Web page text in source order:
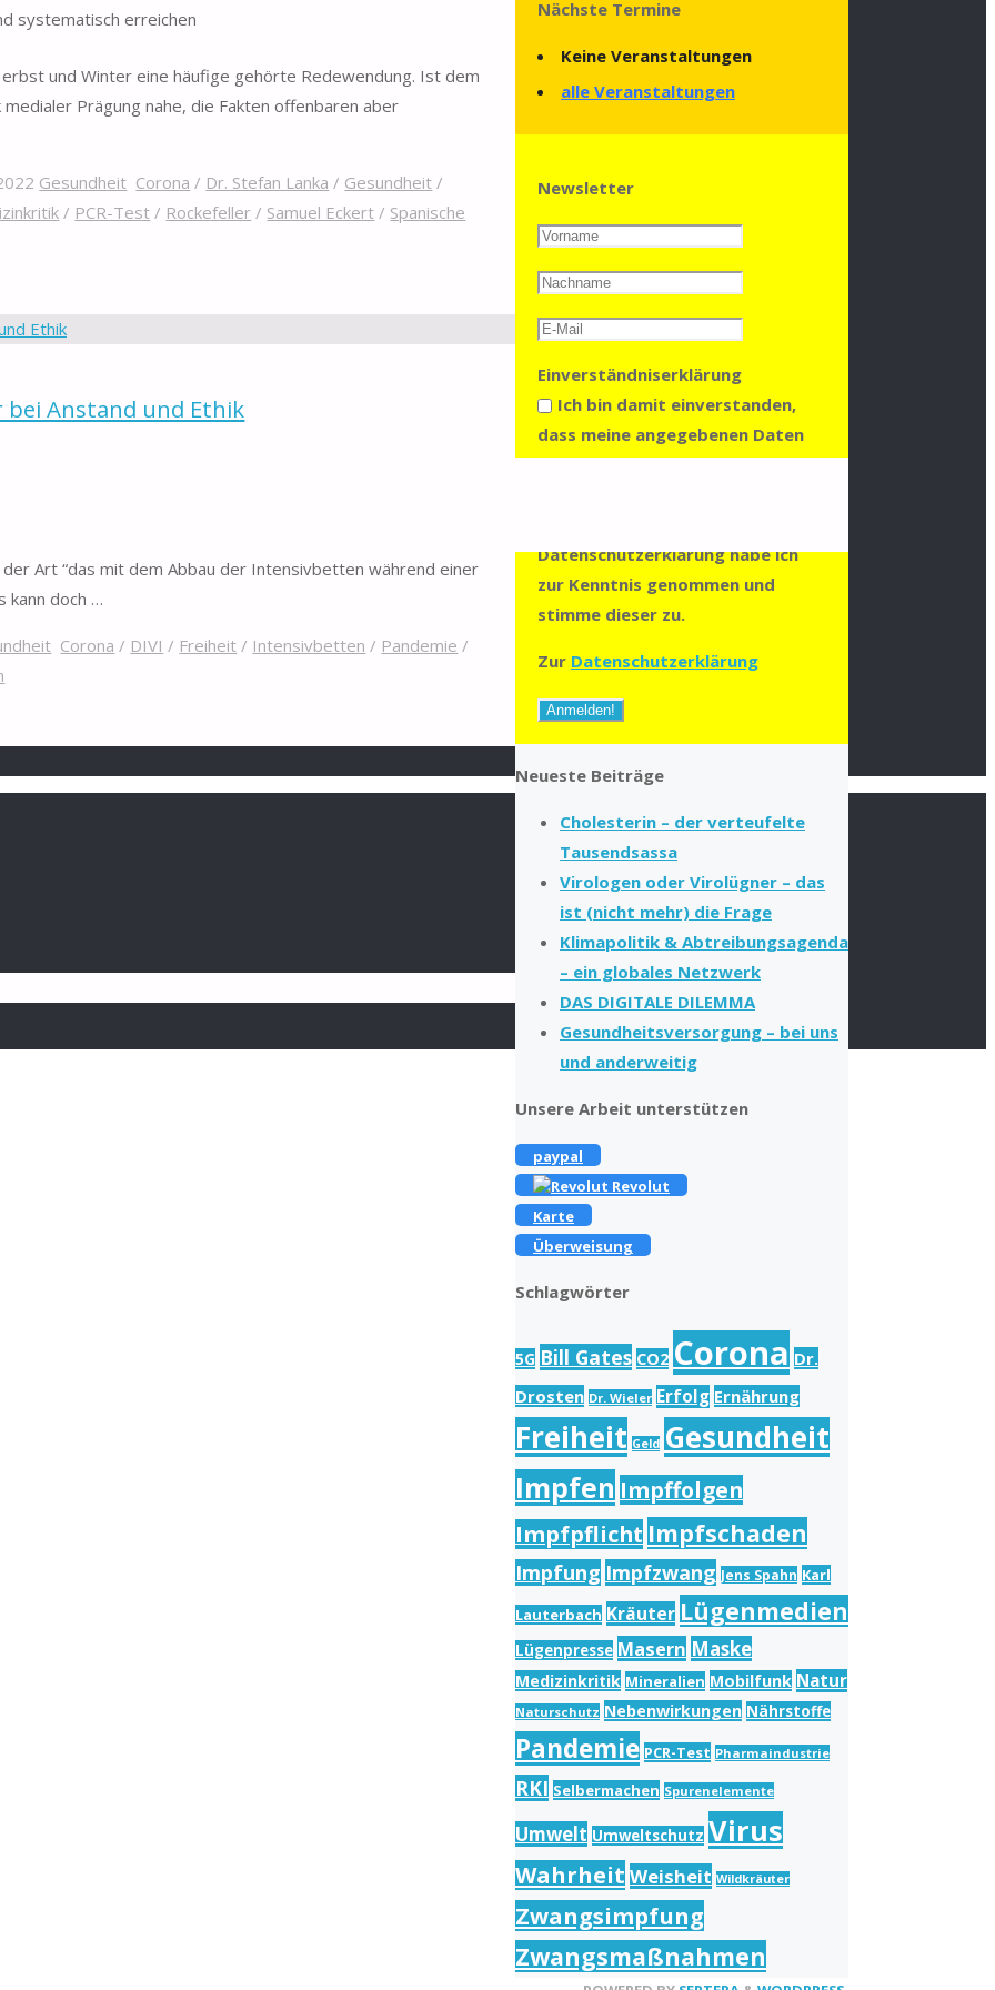
systematisch erreichen
und Winter eine häufige gehörte Redewendung. Ist dem
Prägung nahe, die Fakten offenbaren aber
Gesundheit Corona / Dr. Stefan Lanka / Gesundheit /
/ PCR-Test / Rockefeller / Samuel Eckert / Spanische
Anstand und Ethik
Misere im Bildungssystem” bekamen wir mehrere
betroffenem Klinikpersonal die Bestätigung, dass die
der Art “das mit dem Abbau der Intensivbetten während einer
kann doch …
Corona / DIVI / Freiheit / Intensivbetten / Pandemie /
Nächste Termine
Keine Veranstaltungen
alle Veranstaltungen
Newsletter
Einverständniserklärung
Ich bin damit einverstanden,
dass meine angegebenen Daten
gespeichert und verarbeitet
Datenschutzerklärung habe ich
zur Kenntnis genommen und
stimme dieser zu.
Zur Datenschutzerklärung
Neueste Beiträge
Cholesterin – der verteufelte
Tausendsassa
Virologen oder Virolügner – das
ist (nicht mehr) die Frage
Klimapolitik & Abtreibungsagenda
– ein globales Netzwerk
DAS DIGITALE DILEMMA
Gesundheitsversorgung – bei uns
und anderweitig
Unsere Arbeit unterstützen
paypal
Revolut
Karte
Überweisung
Schlagwörter
5G Bill Gates CO2 Corona Dr.
Drosten Dr. Wieler Erfolg Ernährung
Freiheit Geld Gesundheit
Impfen Impffolgen
Impfpflicht Impfschaden
Impfung Impfzwang Jens Spahn Karl
Lauterbach Kräuter Lügenmedien
Lügenpresse Masern Maske
Medizinkritik Mineralien Mobilfunk Natur
Naturschutz Nebenwirkungen Nährstoffe
Pandemie PCR-Test Pharmaindustrie
RKI Selbermachen Spurenelemente
Umwelt Umweltschutz Virus
Wahrheit Weisheit Wildkräuter
Zwangsimpfung
Zwangsmaßnahmen